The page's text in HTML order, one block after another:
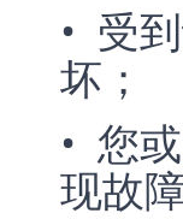
• 受
坏；
• 您
现故